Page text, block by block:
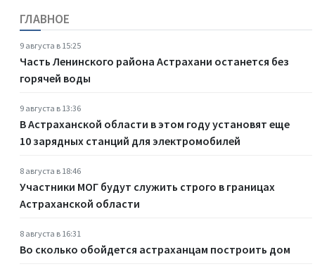
ГЛАВНОЕ
9 августа в 15:25
Часть Ленинского района Астрахани останется без
горячей воды
9 августа в 13:36
В Астраханской области в этом году установят еще
10 зарядных станций для электромобилей
8 августа в 18:46
Участники МОГ будут служить строго в границах
Астраханской области
8 августа в 16:31
Во сколько обойдется астраханцам построить дом